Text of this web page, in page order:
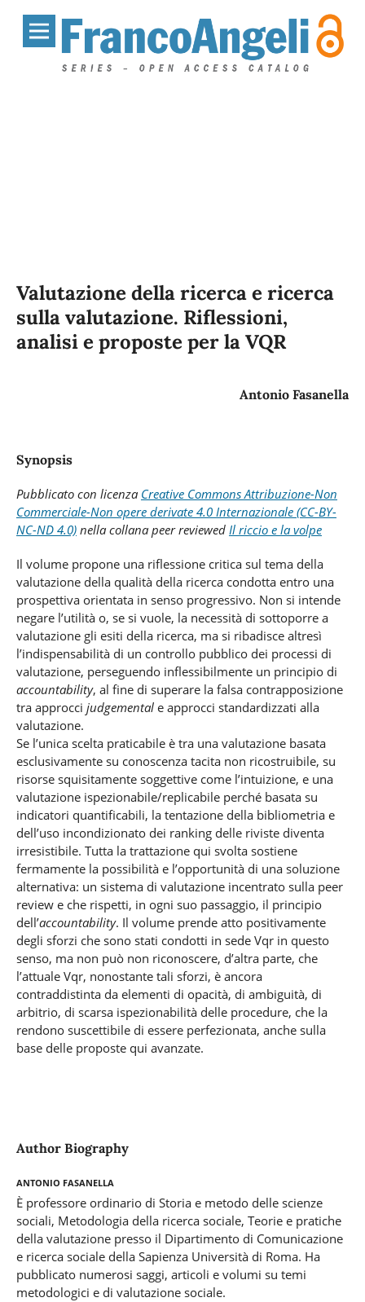
Valutazione della ricerca e ricerca
sulla valutazione. Riflessioni,
analisi e proposte per la VQR
Antonio Fasanella
Synopsis
Pubblicato con licenza Creative Commons Attribuzione-Non
Commerciale-Non opere derivate 4.0 Internazionale (CC-BY-
NC-ND 4.0) nella collana peer reviewed Il riccio e la volpe
Il volume propone una riflessione critica sul tema della
valutazione della qualità della ricerca condotta entro una
prospettiva orientata in senso progressivo. Non si intende
negare l’utilità o, se si vuole, la necessità di sottoporre a
valutazione gli esiti della ricerca, ma si ribadisce altresì
l’indispensabilità di un controllo pubblico dei processi di
valutazione, perseguendo inflessibilmente un principio di
accountability, al fine di superare la falsa contrapposizione
tra approcci judgementale approcci standardizzati alla
valutazione.
Se l’unica scelta praticabile è tra una valutazione basata
esclusivamente su conoscenza tacita non ricostruibile, su
risorse squisitamente soggettive come l’intuizione, e una
valutazione ispezionabile/replicabile perché basata su
indicatori quantificabili, la tentazione della bibliometria e
dell’uso incondizionato dei ranking delle riviste diventa
irresistibile. Tutta la trattazione qui svolta sostiene
fermamente la possibilità e l’opportunità di una soluzione
alternativa: un sistema di valutazione incentrato sulla peer
review e che rispetti, in ogni suo passaggio, il principio
dell’accountability. Il volume prende atto positivamente
degli sforzi che sono stati condotti in sede Vqr in questo
senso, ma non può non riconoscere, d’altra parte, che
l’attuale Vqr, nonostante tali sforzi, è ancora
contraddistinta da elementi di opacità, di ambiguità, di
arbitrio, di scarsa ispezionabilità delle procedure, che la
rendono suscettibile di essere perfezionata, anche sulla
base delle proposte qui avanzate.
Author Biography
Antonio Fasanella
È professore ordinario di Storia e metodo delle scienze
sociali, Metodologia della ricerca sociale, Teorie e pratiche
della valutazione presso il Dipartimento di Comunicazione
e ricerca sociale della Sapienza Università di Roma. Ha
pubblicato numerosi saggi, articoli e volumi su temi
metodologici e di valutazione sociale.